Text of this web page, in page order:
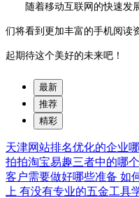
随着移动互联网的快速发
们将看到更加丰富的手机阅读
起期待这个美好的未来吧！
最新
推荐
精彩
天津网站排名优化的企业
拍拍淘宝易趣三者中的哪
客户需要做好哪些准备 如
上 有没有专业的五金工具